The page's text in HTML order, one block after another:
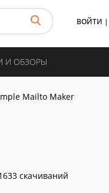
ВОЙТИ |
И ОБЗОРЫ
Mailto Maker
скачиваний